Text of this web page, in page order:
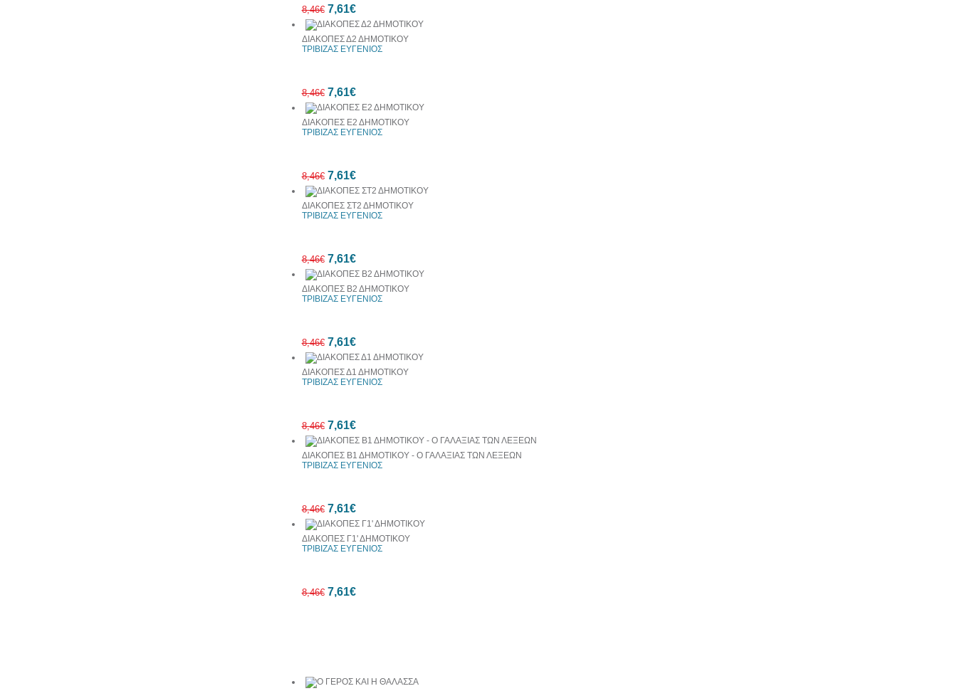
8,46€ 7,61€
ΔΙΑΚΟΠΕΣ Δ2 ΔΗΜΟΤΙΚΟΥ
ΤΡΙΒΙΖΑΣ ΕΥΓΕΝΙΟΣ
8,46€ 7,61€
ΔΙΑΚΟΠΕΣ Ε2 ΔΗΜΟΤΙΚΟΥ
ΤΡΙΒΙΖΑΣ ΕΥΓΕΝΙΟΣ
8,46€ 7,61€
ΔΙΑΚΟΠΕΣ ΣΤ2 ΔΗΜΟΤΙΚΟΥ
ΤΡΙΒΙΖΑΣ ΕΥΓΕΝΙΟΣ
8,46€ 7,61€
ΔΙΑΚΟΠΕΣ Β2 ΔΗΜΟΤΙΚΟΥ
ΤΡΙΒΙΖΑΣ ΕΥΓΕΝΙΟΣ
8,46€ 7,61€
ΔΙΑΚΟΠΕΣ Δ1 ΔΗΜΟΤΙΚΟΥ
ΤΡΙΒΙΖΑΣ ΕΥΓΕΝΙΟΣ
8,46€ 7,61€
ΔΙΑΚΟΠΕΣ Β1 ΔΗΜΟΤΙΚΟΥ - Ο ΓΑΛΑΞΙΑΣ ΤΩΝ ΛΕΞΕΩΝ
ΤΡΙΒΙΖΑΣ ΕΥΓΕΝΙΟΣ
8,46€ 7,61€
ΔΙΑΚΟΠΕΣ Γ1' ΔΗΜΟΤΙΚΟΥ
ΤΡΙΒΙΖΑΣ ΕΥΓΕΝΙΟΣ
8,46€ 7,61€